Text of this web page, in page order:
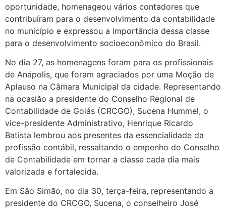
oportunidade, homenageou vários contadores que
contribuíram para o desenvolvimento da contabilidade
no município e expressou a importância dessa classe
para o desenvolvimento socioeconômico do Brasil.
No dia 27, as homenagens foram para os profissionais
de Anápolis, que foram agraciados por uma Moção de
Aplauso na Câmara Municipal da cidade. Representando
na ocasião a presidente do Conselho Regional de
Contabilidade de Goiás (CRCGO), Sucena Hummel, o
vice-presidente Administrativo, Henrique Ricardo
Batista lembrou aos presentes da essencialidade da
profissão contábil, ressaltando o empenho do Conselho
de Contabilidade em tornar a classe cada dia mais
valorizada e fortalecida.
Em São Simão, no dia 30, terça-feira, representando a
presidente do CRCGO, Sucena, o conselheiro José